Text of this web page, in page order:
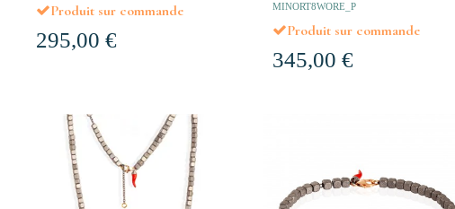
Produit sur commande
295,00 €
MINORT8WORE_P
Produit sur commande
345,00 €